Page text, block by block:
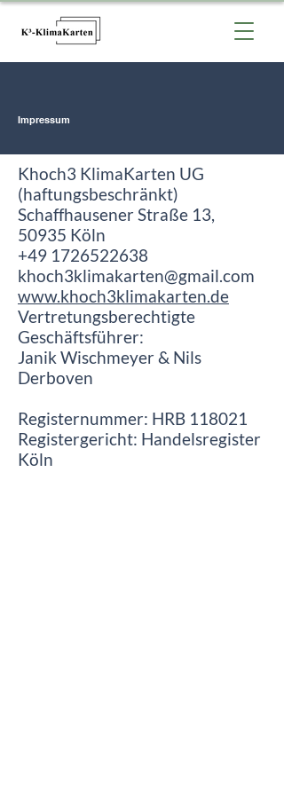
Impressum
Khoch3 KlimaKarten UG
(haftungsbeschränkt)
Schaffhausener Straße 13,
50935 Köln
+49 1726522638
khoch3klimakarten@gmail.com
www.khoch3klimakarten.de
Vertretungsberechtigte
Geschäftsführer:
Janik Wischmeyer & Nils
Derboven
Registernummer: HRB 118021
Registergericht: Handelsregister
Köln